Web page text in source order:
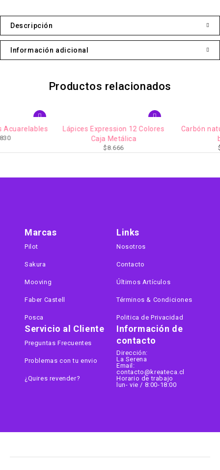
Descripción
Información adicional
Productos relacionados
Lápices Expression 12 Colores
Carbón natural Pitt 6-11mm
Información de
contacto
Dirección:
La Serena
Email:
contacto@kreateca.cl
Horario de trabajo
lun- vie / 8:00-18:00
Marcas
Pilot
Sakura
Mooving
Faber Castell
Posca
Links
Nosotros
Contacto
Últimos Artículos
Términos & Condiciones
Politica de Privacidad
Servicio al Cliente
Preguntas Frecuentes
Problemas con tu envio
¿Quires revender?